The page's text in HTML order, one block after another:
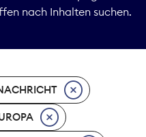
nach Inhalten suchen.